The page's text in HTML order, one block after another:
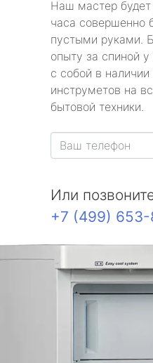
Наш мастер
часа совершенно
пустыми руками.
опыту за спиной у
с собой в
инструметов на
бытовой техники.
Или
+7 (499)